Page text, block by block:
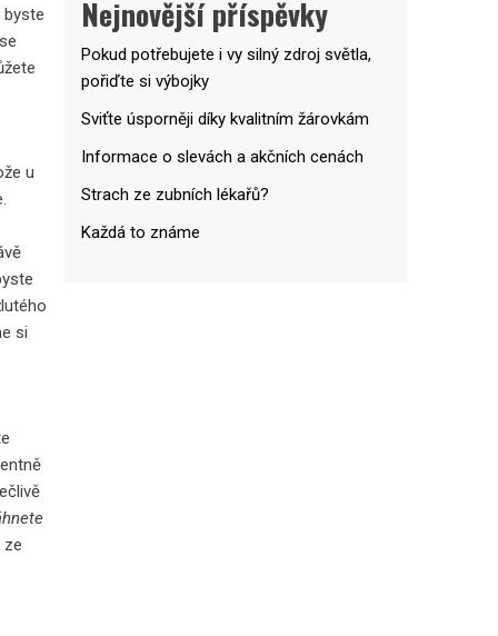
byste
u
si
ze
Nejnovější příspěvky
Pokud potřebujete i vy silný zdroj světla,
pořiďte si výbojky
Sviťte úsporněji díky kvalitním žárovkám
Informace o slevách a akčních cenách
Strach ze zubních lékařů?
Každá to známe